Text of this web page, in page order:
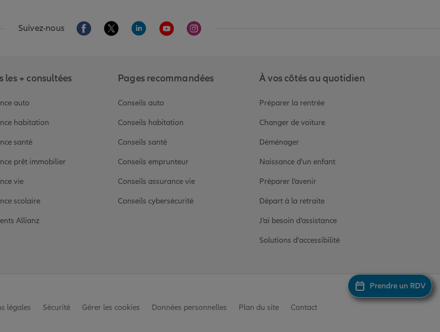
Prendre un RDV
Suivez-nous Aller sur la page Facebook de Allianz
Aller sur la page Twitter de Allianz
Aller sur la page Linkedin de Allianz
Aller sur la page Youtube de Allianz
Aller sur la page Instagram de Allianz
les + consultées
auto
habitation
santé
prêt immobilier
vie
scolaire
Allianz
Pages recommandées
Conseils auto
Conseils habitation
Conseils santé
Conseils emprunteur
Conseils assurance vie
Conseils cybersécurité
À vos côtés au quotidien
Préparer la rentrée
Changer de voiture
Déménager
Naissance d'un enfant
Préparer l’avenir
Départ à la retraite
J’ai besoin d’assistance
Solutions d'accessibilité
légales Sécurité Gérer les cookies Données personnelles Plan du site Contact